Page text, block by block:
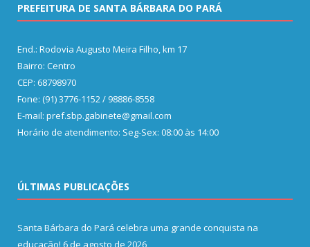
PREFEITURA DE SANTA BÁRBARA DO PARÁ
End.: Rodovia Augusto Meira Filho, km 17
Bairro: Centro
CEP: 68798970
Fone: (91) 3776-1152 / 98886-8558
E-mail: pref.sbp.gabinete@gmail.com
Horário de atendimento: Seg-Sex: 08:00 às 14:00
ÚLTIMAS PUBLICAÇÕES
Santa Bárbara do Pará celebra uma grande conquista na
educação! 6 de agosto de 2026